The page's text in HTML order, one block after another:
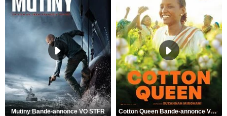
Mutiny Bande-annonce VO STFR Cotton Queen Bande-annonce VO STFR